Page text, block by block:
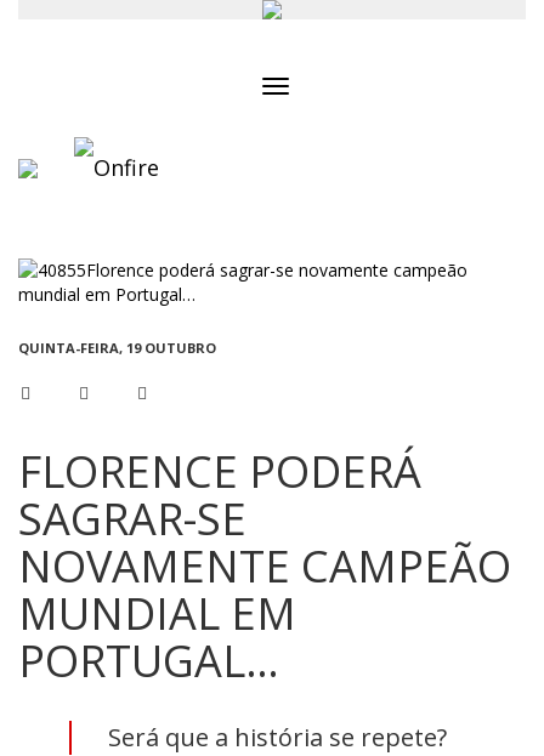
QUINTA-FEIRA, 19 OUTUBRO
FLORENCE PODERÁ
SAGRAR-SE
NOVAMENTE CAMPEÃO
MUNDIAL EM
PORTUGAL…
Será que a história se repete?